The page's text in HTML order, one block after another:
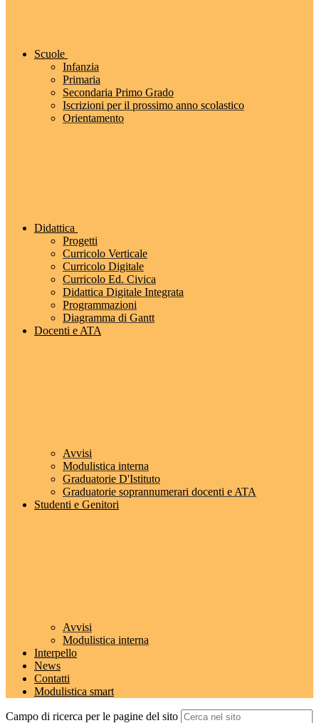
Scuole
Infanzia
Primaria
Secondaria Primo Grado
Iscrizioni per il prossimo anno scolastico
Orientamento
Didattica
Progetti
Curricolo Verticale
Curricolo Digitale
Curricolo Ed. Civica
Didattica Digitale Integrata
Programmazioni
Diagramma di Gantt
Docenti e ATA
Avvisi
Modulistica interna
Graduatorie D'Istituto
Graduatorie soprannumerari docenti e ATA
Studenti e Genitori
Avvisi
Modulistica interna
Interpello
News
Contatti
Modulistica smart
Campo di ricerca per le pagine del sito